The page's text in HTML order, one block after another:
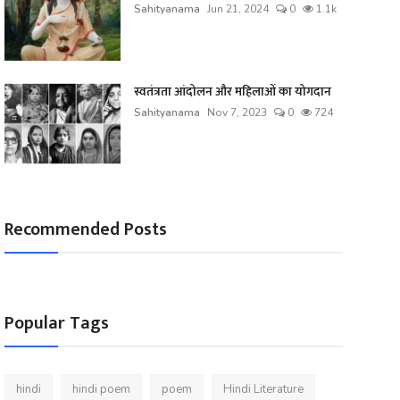
Sahityanama Jun 21, 2024 0 1.1k
स्वतंत्रता आंदोलन और महिलाओं का योगदान
Sahityanama Nov 7, 2023 0 724
Recommended Posts
Popular Tags
hindi hindi poem poem Hindi Literature